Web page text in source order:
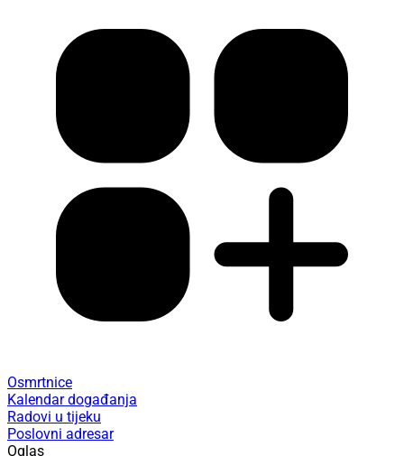
Osmrtnice
Kalendar događanja
Radovi u tijeku
Poslovni adresar
Oglas